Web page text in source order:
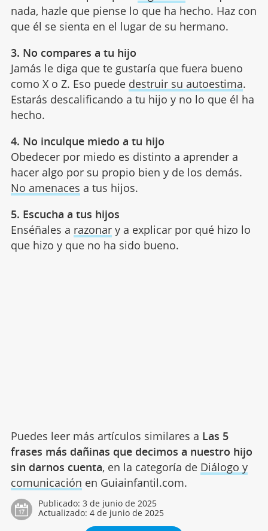
nada, hazle que piense lo que ha hecho. Haz con
que él se sienta en el lugar de su hermano.
3. No compares a tu hijo
Jamás le diga que te gustaría que fuera bueno
como X o Z. Eso puede destruir su autoestima.
Estarás descalificando a tu hijo y no lo que él ha
hecho.
4. No inculque miedo a tu hijo
Obedecer por miedo es distinto a aprender a
hacer algo por su propio bien y de los demás.
No amenaces a tus hijos.
5. Escucha a tus hijos
Enséñales a razonary a explicar por qué hizo lo
que hizo y que no ha sido bueno.
Puedes leer más artículos similares a Las 5
frases más dañinas que decimos a nuestro hijo
sin darnos cuenta, en la categoría de Diálogo y
comunicación en Guiainfantil.com.
Publicado: 3 de junio de 2025
Actualizado: 4 de junio de 2025